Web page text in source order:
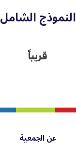
النموذج الشامل
قريباً
عن الجمعية